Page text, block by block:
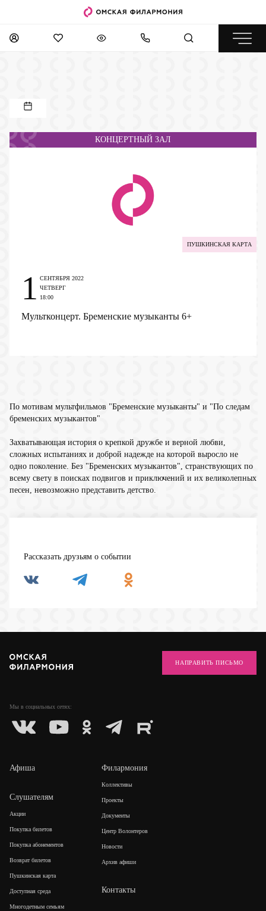
КОНЦЕРТНЫЙ ЗАЛ
ПУШКИНСКАЯ КАРТА
Мультконцерт. Бременские музыканты 6+
1 СЕНТЯБРЯ 2022
ЧЕТВЕРГ
18:00
По мотивам мультфильмов "Бременские музыканты" и "По следам
бременских музыкантов"
Захватывающая история о крепкой дружбе и верной любви,
сложных испытаниях и доброй надежде на которой выросло не
одно поколение. Без "Бременских музыкантов", странствующих по
всему свету в поисках подвигов и приключений и их великолепных
песен, невозможно представить детство.
Рассказать друзьям о событии
Мы в социальных сетях:
НАПРАВИТЬ ПИСЬМО
Афиша
Слушателям
Акции
Покупка билетов
Покупка абонементов
Возврат билетов
Пушкинская карта
Доступная среда
Многодетным семьям
Филармония
Коллективы
Проекты
Документы
Центр Волонтеров
Новости
Архив афиши
Контакты